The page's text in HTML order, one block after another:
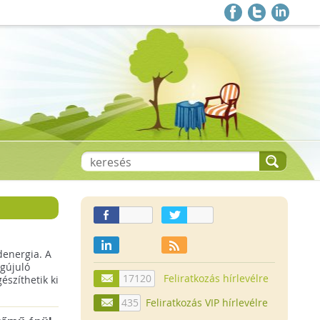
A
ki
17120
Feliratkozás hírlevélre
435
Feliratkozás VIP hírlevélre